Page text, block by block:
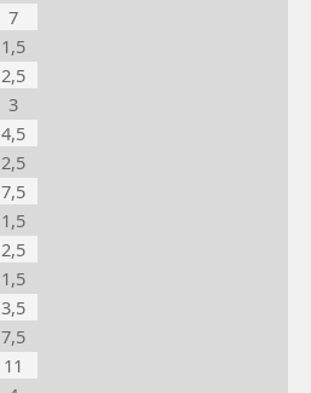
7
1,5
2,5
3
4,5
2,5
7,5
1,5
2,5
1,5
3,5
7,5
11